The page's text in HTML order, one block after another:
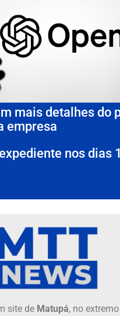
mais detalhes do
empresa
nos dias
site de Matupá, no